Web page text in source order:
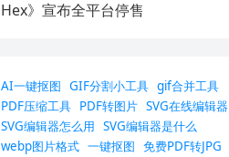
Hex》宣布全平台停售
AI一键抠图 GIF分割小工具 gif合并工具
PDF压缩工具 PDF转图片 SVG在线编辑器
SVG编辑器怎么用 SVG编辑器是什么
webp图片格式 一键抠图 免费PDF转JPG